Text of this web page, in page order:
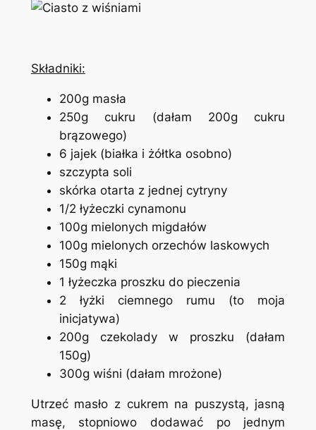
Składniki:
200g masła
250g cukru (dałam 200g cukru
brązowego)
6 jajek (białka i żółtka osobno)
szczypta soli
skórka otarta z jednej cytryny
1/2 łyżeczki cynamonu
100g mielonych migdałów
100g mielonych orzechów laskowych
150g mąki
1 łyżeczka proszku do pieczenia
2 łyżki ciemnego rumu (to moja
inicjatywa)
200g czekolady w proszku (dałam
150g)
300g wiśni (dałam mrożone)
Utrzeć masło z cukrem na puszystą, jasną
masę, stopniowo dodawać po jednym